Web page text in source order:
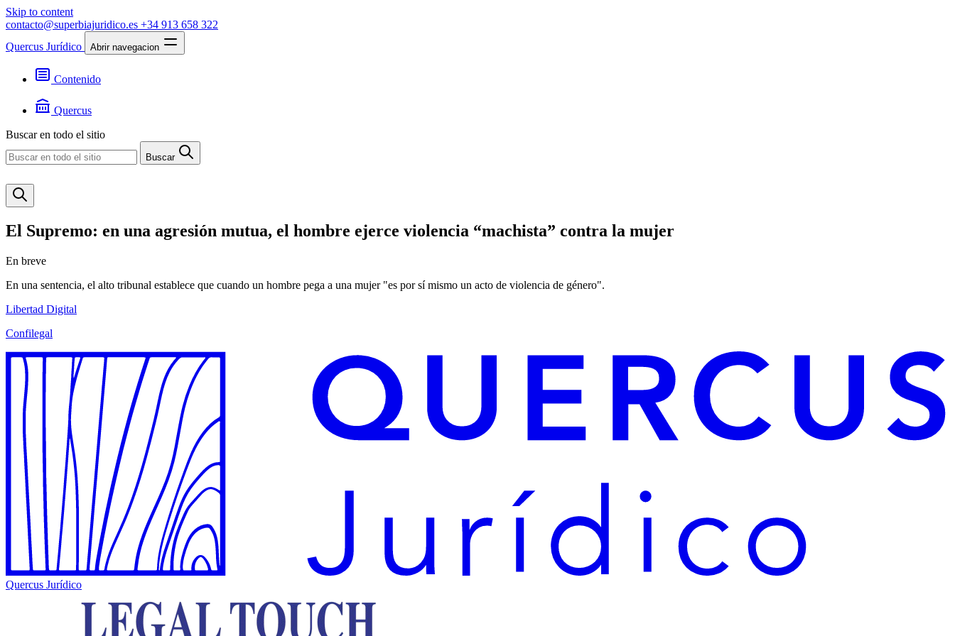
Skip to content
contacto@superbiajuridico.es +34 913 658 322
Quercus Jurídico
Abrir navegacion
Contenido
Noticias
Quercus
Contacto
Buscar en todo el sitio
Buscar
El Supremo: en una agresión mutua, el hombre ejerce violencia “machista” contra la mujer
En breve
En una sentencia, el alto tribunal establece que cuando un hombre pega a una mujer "es por sí mismo un acto de violencia de género".
Libertad Digital
Confilegal
Quercus Jurídico